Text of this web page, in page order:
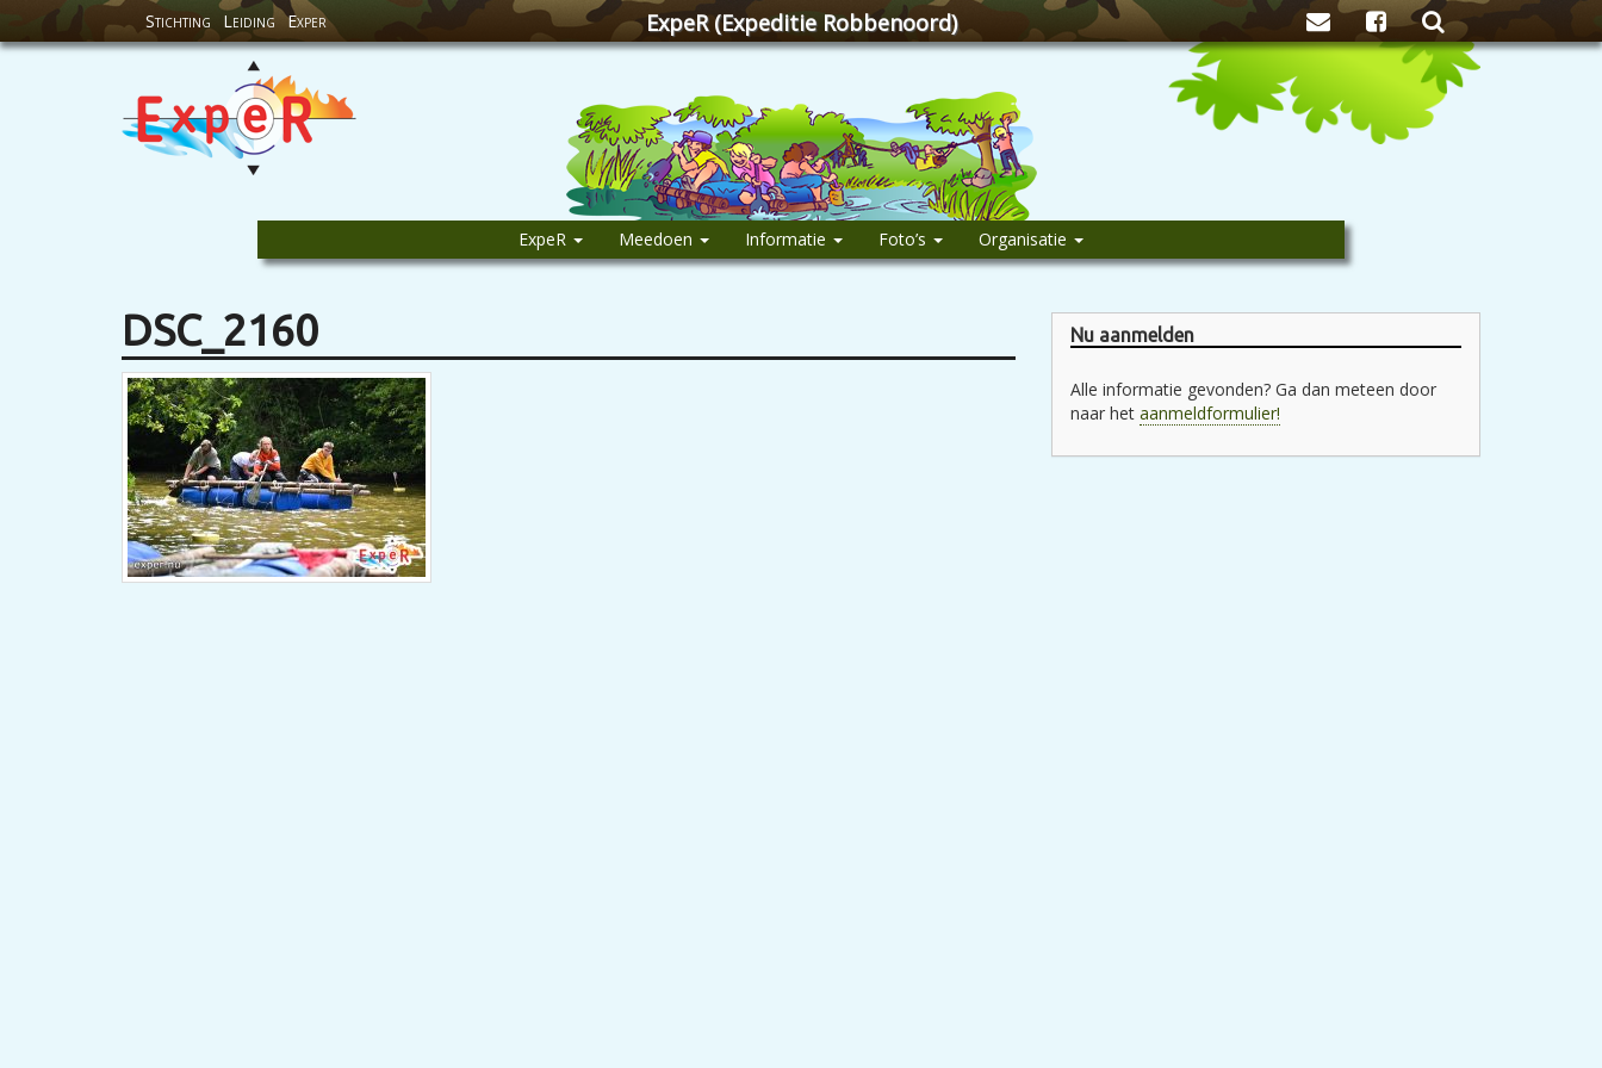
Stichting Leiding Exper ExpeR (Expeditie Robbenoord)
Zoeken
ExpeR Meedoen Informatie Foto’s Organisatie
DSC_2160 Nu aanmelden
Alle informatie gevonden? Ga dan meteen door
naar het aanmeldformulier!